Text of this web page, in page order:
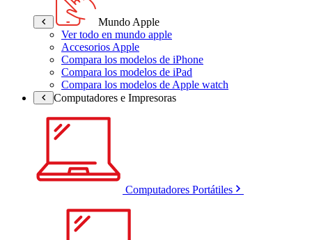
Mundo Apple
Ver todo en mundo apple
Accesorios Apple
Compara los modelos de iPhone
Compara los modelos de iPad
Compara los modelos de Apple watch
Computadores e Impresoras
Computadores Portátiles